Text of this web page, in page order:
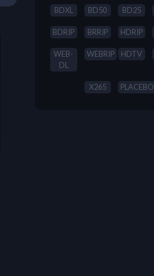
BDXL BD50 BD25
BDRIP BRRIP HDRIP
WEB-
DL
WEBRIP HDTV
X265 PLACEBO